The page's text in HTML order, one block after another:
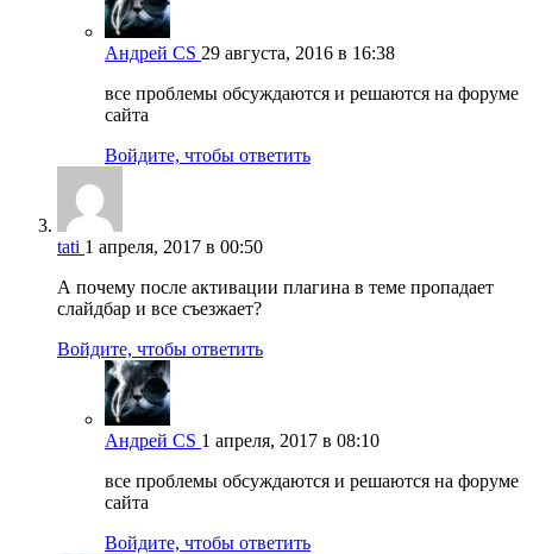
Андрей CS 29 августа, 2016 в 16:38
все проблемы обсуждаются и решаются на форуме
сайта
Войдите, чтобы ответить
tati 1 апреля, 2017 в 00:50
А почему после активации плагина в теме пропадает
слайдбар и все съезжает?
Войдите, чтобы ответить
Андрей CS 1 апреля, 2017 в 08:10
все проблемы обсуждаются и решаются на форуме
сайта
Войдите, чтобы ответить